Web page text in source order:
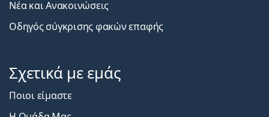
Νέα και Ανακοινώσεις
Οδηγός σύγκρισης φακών επαφής
Σχετικά με εμάς
Ποιοι είμαστε